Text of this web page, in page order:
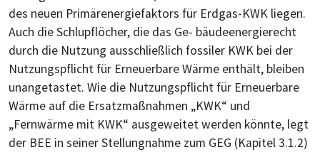
des neuen Primärenergiefaktors für Erdgas-KWK liegen.
Auch die Schlupflöcher, die das Ge- bäudeenergierecht
durch die Nutzung ausschließlich fossiler KWK bei der
Nutzungspflicht für Erneuerbare Wärme enthält, bleiben
unangetastet. Wie die Nutzungspflicht für Erneuerbare
Wärme auf die Ersatzmaßnahmen „KWK“ und
„Fernwärme mit KWK“ ausgeweitet werden könnte, legt
der BEE in seiner Stellungnahme zum GEG (Kapitel 3.1.2)